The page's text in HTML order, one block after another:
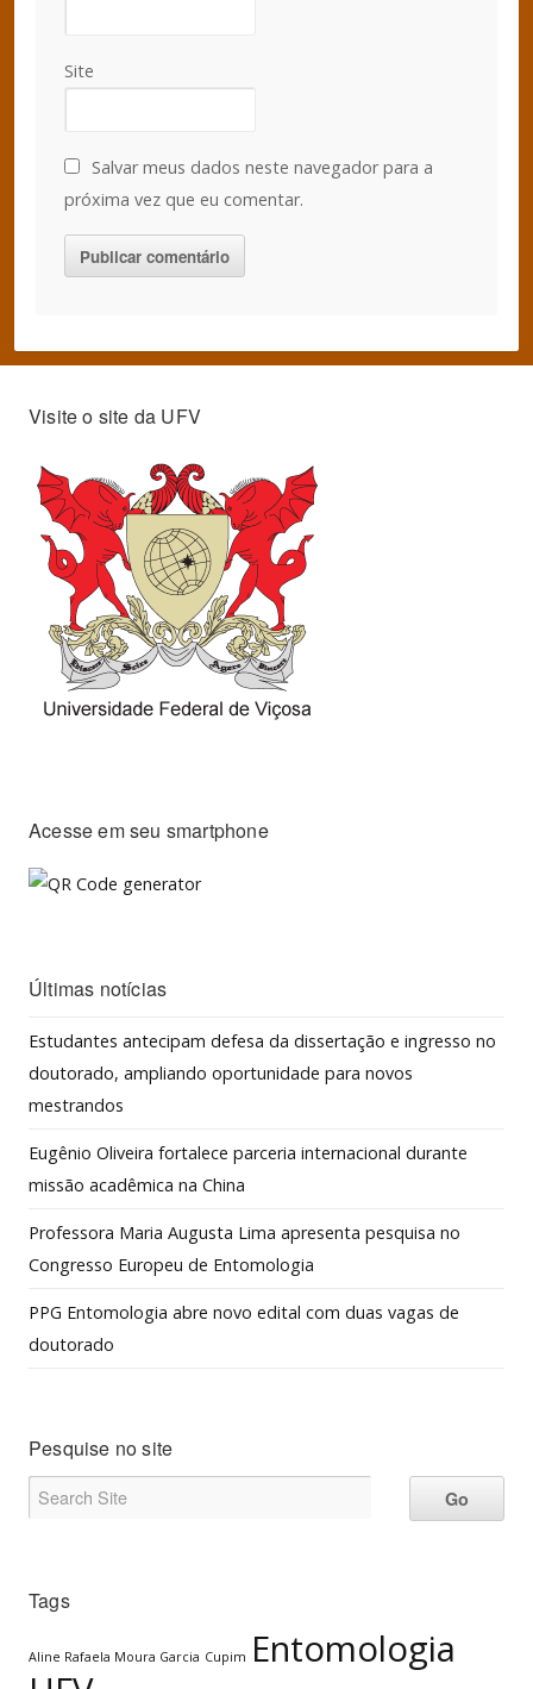
Site
Salvar meus dados neste navegador para a
próxima vez que eu comentar.
Visite o site da UFV
Acesse em seu smartphone
Últimas notícias
Estudantes antecipam defesa da dissertação e ingresso no
doutorado, ampliando oportunidade para novos
mestrandos
Eugênio Oliveira fortalece parceria internacional durante
missão acadêmica na China
Professora Maria Augusta Lima apresenta pesquisa no
Congresso Europeu de Entomologia
PPG Entomologia abre novo edital com duas vagas de
doutorado
Pesquise no site
Tags
Aline Rafaela Moura Garcia Cupim Entomologia